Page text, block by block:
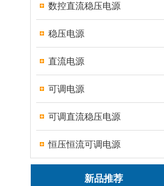
数控直流稳压电源
稳压电源
直流电源
可调电源
可调直流稳压电源
恒压恒流可调电源
新品推荐